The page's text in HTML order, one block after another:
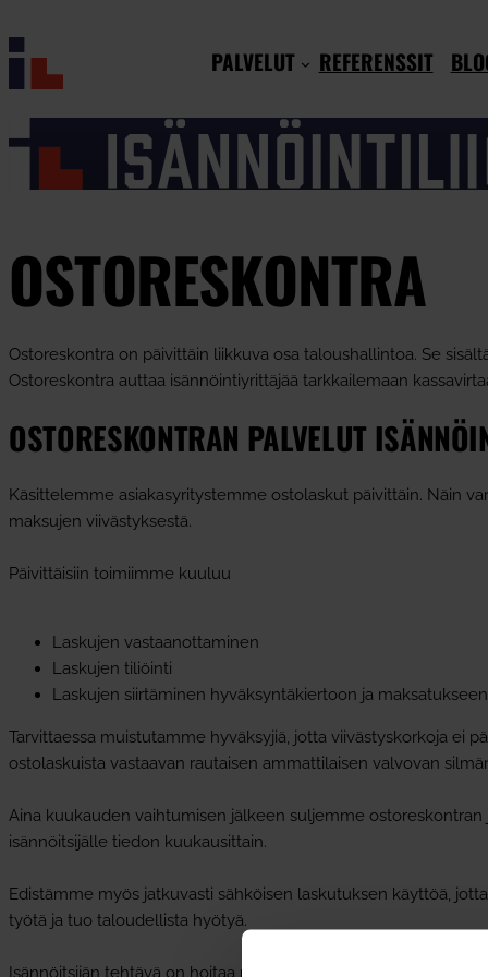
PALVELUT REFERENSSIT
OSTORESKONTRA
Ostoreskontra on päivittäin liikkuva osa taloushallintoa. Se
Ostoreskontra auttaa isännöintiyrittäjää tarkkailemaan
OSTORESKONTRAN PALVELUT
Käsittelemme asiakasyritystemme ostolaskut päivittäin. Näin
maksujen viivästyksestä.
Päivittäisiin toimiimme kuuluu
Laskujen vastaanottaminen
Laskujen tiliöinti
Laskujen siirtäminen hyväksyntäkiertoon ja
Tarvittaessa muistutamme hyväksyjiä, jotta viivästyskorkoja ei
ostolaskuista vastaavan rautaisen ammattilaisen valvovan
Aina kuukauden vaihtumisen jälkeen suljemme
isännöitsijälle tiedon kuukausittain.
Edistämme myös jatkuvasti sähköisen laskutuksen käyttöä,
työtä ja tuo taloudellista hyötyä.
Isännöitsijän tehtävä on hoitaa rahaliikennettä huolellisesti,